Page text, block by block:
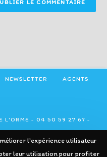
NEWSLETTER AGENTS
L'ORME - 04 50 59 27 67 -
l'expérience utilisateur
leur utilisation pour profiter